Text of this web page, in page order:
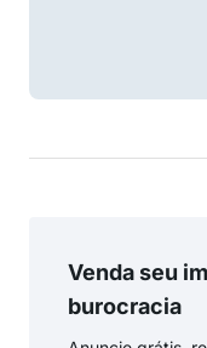
Venda seu
burocracia